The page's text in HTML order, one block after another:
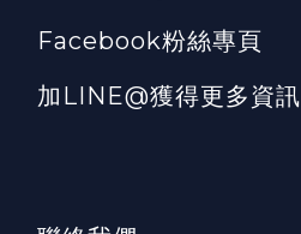
Facebook粉絲專頁
加LINE@獲得更多資訊